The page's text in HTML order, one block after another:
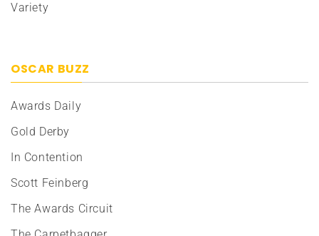
Variety
OSCAR BUZZ
Awards Daily
Gold Derby
In Contention
Scott Feinberg
The Awards Circuit